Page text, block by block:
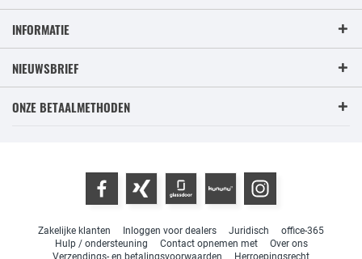
INFORMATIE
NIEUWSBRIEF
ONZE BETAALMETHODEN
Zakelijke klanten Inloggen voor dealers Juridisch
office-365
Hulp / ondersteuning
Contact opnemen met
Over ons